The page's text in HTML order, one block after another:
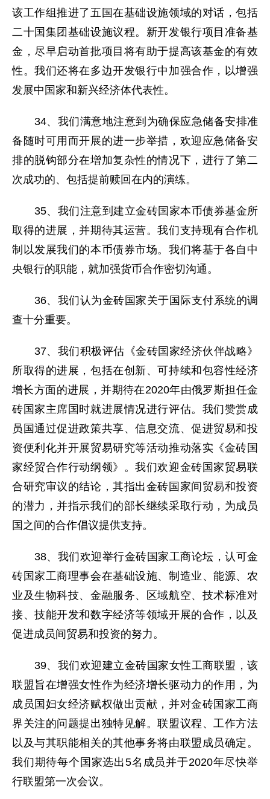
该工作组推进了五国在基础设施领域的对话，包括
二十国集团基础设施议程。新开发银行项目准备基
金，尽早启动首批项目将有助于提高该基金的有效
性。我们还将在多边开发银行中加强合作，以增强
发展中国家和新兴经济体代表性。
34、我们满意地注意到为确保应急储备安排准
备随时可用而开展的进一步举措，欢迎应急储备安
排的脱钩部分在增加复杂性的情况下，进行了第二
次成功的、包括提前赎回在内的演练。
35、我们注意到建立金砖国家本币债券基金所
取得的进展，并期待其运营。我们支持现有合作机
制以发展我们的本币债券市场。我们将基于各自中
央银行的职能，就加强货币合作密切沟通。
36、我们认为金砖国家关于国际支付系统的调
查十分重要。
37、我们积极评估《金砖国家经济伙伴战略》
所取得的进展，包括在创新、可持续和包容性经济
增长方面的进展，并期待在2020年由俄罗斯担任金
砖国家主席国时就进展情况进行评估。我们赞赏成
员国通过促进政策共享、信息交流、促进贸易和投
资便利化并开展贸易研究等活动推动落实《金砖国
家经贸合作行动纲领》。我们欢迎金砖国家贸易联
合研究审议的结论，其指出金砖国家间贸易和投资
的潜力，并指示我们的部长继续采取行动，为成员
国之间的合作倡议提供支持。
38、我们欢迎举行金砖国家工商论坛，认可金
砖国家工商理事会在基础设施、制造业、能源、农
业及生物科技、金融服务、区域航空、技术标准对
接、技能开发和数字经济等领域开展的合作，以及
促进成员间贸易和投资的努力。
39、我们欢迎建立金砖国家女性工商联盟，该
联盟旨在增强女性作为经济增长驱动力的作用，为
成员国妇女经济赋权做出贡献，并对金砖国家工商
界关注的问题提出独特见解。联盟议程、工作方法
以及与其职能相关的其他事务将由联盟成员确定。
我们期待每个国家选出5名成员并于2020年尽快举
行联盟第一次会议。